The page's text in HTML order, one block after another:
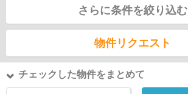
さらに条件を絞り込む
物件リクエスト
チェックした物件をまとめて